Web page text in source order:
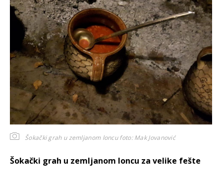
Šokački grah u zemljanom loncufoto: Mak Jovanović
Šokački grah u zemljanom loncu za velike fešte